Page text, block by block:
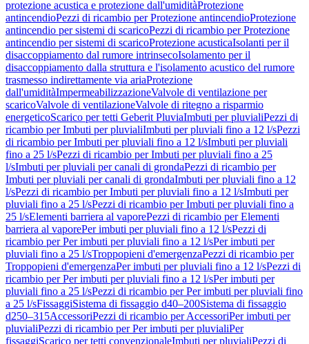
protezione acustica e protezione dall'umiditàProtezione
antincendioPezzi di ricambio per Protezione antincendioProtezione
antincendio per sistemi di scaricoPezzi di ricambio per Protezione
antincendio per sistemi di scaricoProtezione acusticaIsolanti per il
disaccoppiamento dal rumore intrinsecoIsolamento per il
disaccoppiamento dalla struttura e l'isolamento acustico del rumore
trasmesso indirettamente via ariaProtezione
dall'umiditàImpermeabilizzazioneValvole di ventilazione per
scaricoValvole di ventilazioneValvole di ritegno a risparmio
energeticoScarico per tetti Geberit PluviaImbuti per pluvialiPezzi di
ricambio per Imbuti per pluvialiImbuti per pluviali fino a 12 l/sPezzi
di ricambio per Imbuti per pluviali fino a 12 l/sImbuti per pluviali
fino a 25 l/sPezzi di ricambio per Imbuti per pluviali fino a 25
l/sImbuti per pluviali per canali di grondaPezzi di ricambio per
Imbuti per pluviali per canali di grondaImbuti per pluviali fino a 12
l/sPezzi di ricambio per Imbuti per pluviali fino a 12 l/sImbuti per
pluviali fino a 25 l/sPezzi di ricambio per Imbuti per pluviali fino a
25 l/sElementi barriera al vaporePezzi di ricambio per Elementi
barriera al vaporePer imbuti per pluviali fino a 12 l/sPezzi di
ricambio per Per imbuti per pluviali fino a 12 l/sPer imbuti per
pluviali fino a 25 l/sTroppopieni d'emergenzaPezzi di ricambio per
Troppopieni d'emergenzaPer imbuti per pluviali fino a 12 l/sPezzi di
ricambio per Per imbuti per pluviali fino a 12 l/sPer imbuti per
pluviali fino a 25 l/sPezzi di ricambio per Per imbuti per pluviali fino
a 25 l/sFissaggiSistema di fissaggio d40–200Sistema di fissaggio
d250–315AccessoriPezzi di ricambio per AccessoriPer imbuti per
pluvialiPezzi di ricambio per Per imbuti per pluvialiPer
fissaggiScarico per tetti convenzionaleImbuti per pluvialiPezzi di